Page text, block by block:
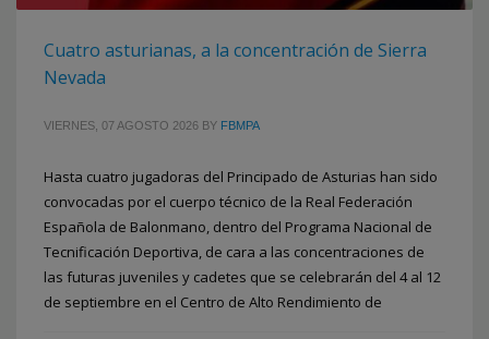
Cuatro asturianas, a la concentración de Sierra
Nevada
VIERNES, 07 AGOSTO 2026 BY FBMPA
Hasta cuatro jugadoras del Principado de Asturias han sido
convocadas por el cuerpo técnico de la Real Federación
Española de Balonmano, dentro del Programa Nacional de
Tecnificación Deportiva, de cara a las concentraciones de
las futuras juveniles y cadetes que se celebrarán del 4 al 12
de septiembre en el Centro de Alto Rendimiento de